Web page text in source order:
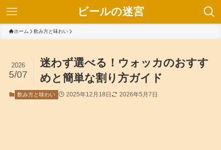
ビールの迷宮
ホーム 飲み方と味わい
迷わず選べる！ウォッカのおすす
めと簡単な割り方ガイド
2026
5/07
飲み方と味わい 2025年12月18日 2026年5月7日